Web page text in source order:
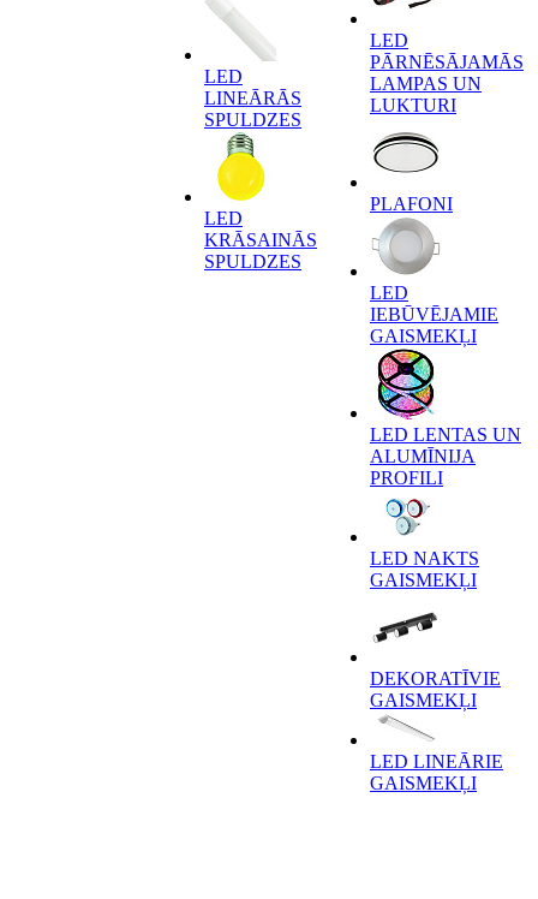
LED
LINEĀRĀS
SPULDZES
LED
KRĀSAINĀS
SPULDZES
LED
PĀRNĒSĀJAMĀS
LAMPAS UN
LUKTURI
PLAFONI
LED
IEBŪVĒJAMIE
GAISMEKĻI
LED LENTAS UN
ALUMĪNIJA
PROFILI
LED NAKTS
GAISMEKĻI
DEKORATĪVIE
GAISMEKĻI
LED LINEĀRIE
GAISMEKĻI